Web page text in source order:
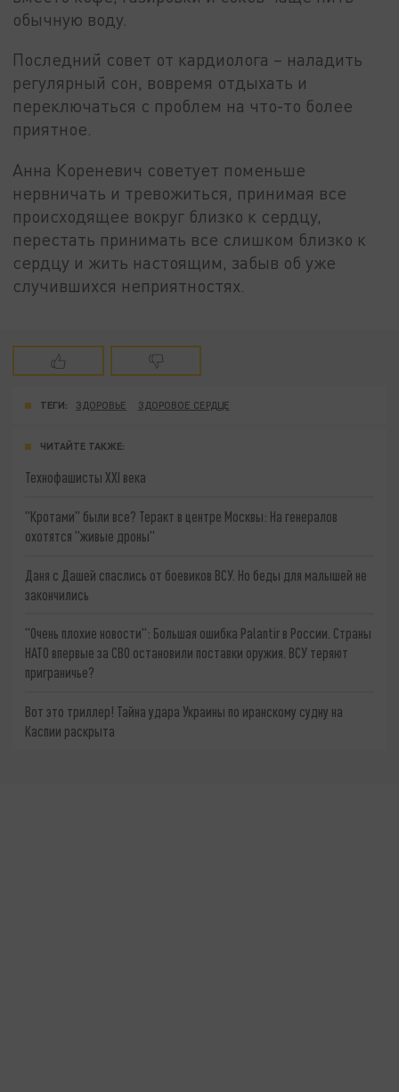
обычную воду.
Последний совет от кардиолога – наладить
регулярный сон, вовремя отдыхать и
переключаться с проблем на что-то более
приятное.
Анна Кореневич советует поменьше
нервничать и тревожиться, принимая все
происходящее вокруг близко к сердцу,
перестать принимать все слишком близко к
сердцу и жить настоящим, забыв об уже
случившихся неприятностях.
ТЕГИ: ЗДОРОВЬЕ ЗДОРОВОЕ СЕРДЦЕ
ЧИТАЙТЕ ТАКЖЕ:
Технофашисты XXI века
"Кротами" были все? Теракт в центре Москвы: На генералов
охотятся "живые дроны"
Даня с Дашей спаслись от боевиков ВСУ. Но беды для малышей не
закончились
"Очень плохие новости": Большая ошибка Palantir в России. Страны
НАТО впервые за СВО остановили поставки оружия. ВСУ теряют
приграничье?
Вот это триллер! Тайна удара Украины по иранскому судну на
Каспии раскрыта